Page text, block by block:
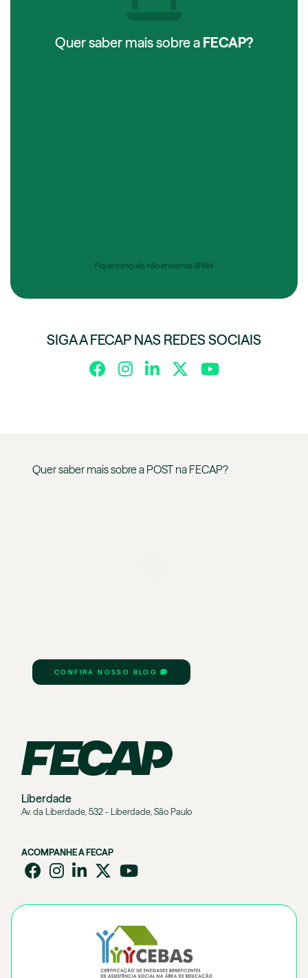
Quer saber mais sobre a FECAP?
Fique tranquilo, não enviamos SPAM
SIGA A FECAP NAS REDES SOCIAIS
Quer saber mais sobre a POST na FECAP?
CONFIRA NOSSO BLOG
Liberdade
Av. da Liberdade, 532 - Liberdade, São Paulo
ACOMPANHE A FECAP